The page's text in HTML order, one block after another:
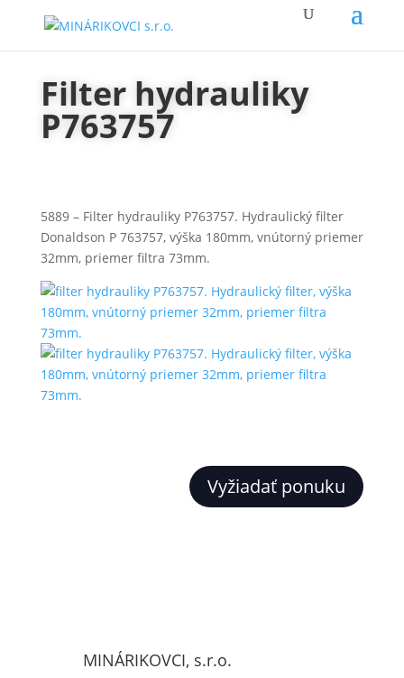
Filter hydrauliky
P763757
5889 – Filter hydrauliky P763757. Hydraulický filter
Donaldson P 763757, výška 180mm, vnútorný priemer
32mm, priemer filtra 73mm.
Vyžiadať ponuku
MINÁRIKOVCI, s.r.o.